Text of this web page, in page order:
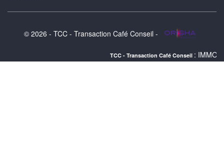
© 2026 - TCC - Transaction Café Conseil -
TCC - Transaction Café Conseil : IMMOBILIER